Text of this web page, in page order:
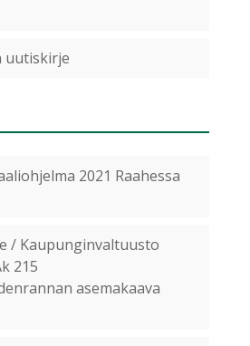
uutiskirje
2021 Raahessa
/ Kaupunginvaltuusto
215
asemakaava